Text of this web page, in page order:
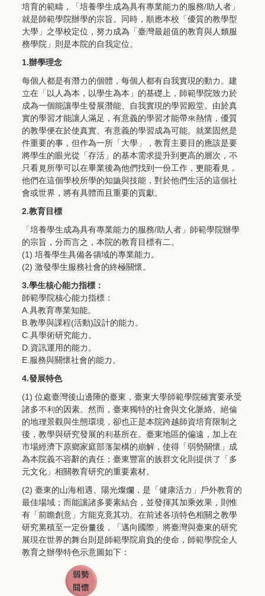
培育的範疇，「培養學生成為具有專業能力的服務/助人者」
就是師範學院辦學的宗旨。同時，順應本校「優質的教學型
大學」之學校定位，努力成為「臺灣最超值的教育與人類服
務學院」則是本院的自我定位。
1.辦學理念
每個人都是有潛力的個體，每個人都有自我實現的動力。建
立在「以人為本，以學生為本」的基礎上，師範學院致力於
成為一個能讓學生發展潛能、自我實現的學習殿堂。由於真
實的學習才能讓人滿足，有意義的學習才能帶來熱情，優質
的教學便在於使真實、有意義的學習成為可能。就業固然是
件重要的事，但作為一所「大學」，教育主要目的應該是要
將學生的眼光從「存活」的基本需求提升到更高的層次，不
只看見所學可以在畢業後為他們找到一份工作，更能看見，
他們在這個學校所學的知識與技能，對於他們生活的這個社
會或世界，將有具體而且重要的貢獻。
2.教育目標
「培養學生成為具有專業能力的服務/助人者」師範學院辦學
的宗旨，分而言之，本院的教育目標有二。
(1) 培養學生具備各領域的專業能力。
(2) 激發學生服務社會的終極關懷。
3.學生核心能力指標：
師範學院核心能力指標：
A.具教育專業知能。
B.教學與課程(活動)設計的能力。
C.具學術研究能力。
D.資訊運用的能力。
E.服務與關懷社會的能力。
4.發展特色
(1) 位處臺灣後山邊陲的臺東，臺東大學師範學院確實要承受
諸多不利的因素。然而，臺東獨特的社會與文化脈絡、絕倫
的地理景觀與生態環境，卻也正是本院跨越師資培育限制之
後，教學與研究發展的利基所在。臺東地區的偏遠，加上在
市場經濟下原鄉家庭部落架構的崩解，使得「弱勢關懷」成
為本院義不容辭的責任；臺東豐富的族群文化則提供了「多
元文化」相關教育研究的重要素材。
(2) 臺東的山海相遇、陽光燦爛，是「健康活力」戶外教育的
最佳場域；而能讓諸多要素結合，並發揮其加乘效果，則惟
有「前瞻創意」方能克竟其功。在前述各項特色相關之教學
研究累積至一定份量後，「邁向國際」將臺灣與臺東的研究
展現在世界的舞台則是師範學院肩負的使命，師範學院全人
教育之辦學特色示意圖如下：